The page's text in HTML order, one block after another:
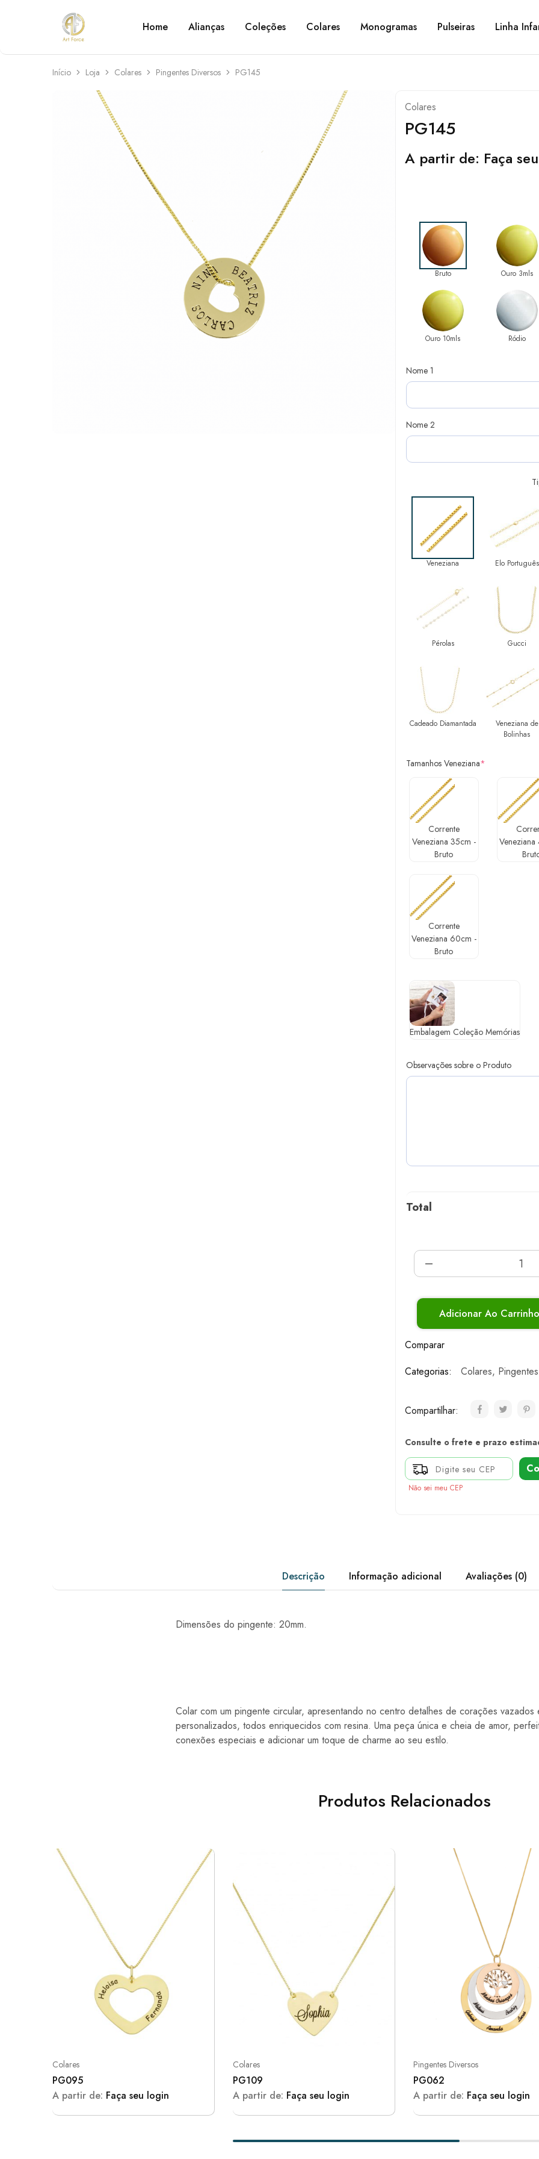
Art
Force
Semijoias
personalizadas
Home Alianças Coleções Colares Monogramas Pulseiras Linha
Início Loja Colares Pingentes Diversos PG145
Colares
PG145
A partir de: Faça
Bruto Ouro 3mls
Ouro 10mls Ródio
Nome 1
Nome 2
Veneziana Elo Português
Pérolas Gucci
Cadeado Diamantada
Veneziana de
Bolinhas
Tamanhos Veneziana*
Corrente
Veneziana 35cm -
Bruto
Corrente
Veneziana 60cm -
Bruto
Embalagem Coleção Memórias
Observações sobre o Produto
Total
Adicionar Ao
Comparar
Categorias:
Colares,
Compartilhar:
Consulte o frete e prazo
Não sei meu CEP
Descrição Informação adicional Avaliações (0)
Dimensões do pingente: 20mm.
Colar com um pingente circular, apresentando no centro detalhes de corações vazados
personalizados, todos enriquecidos com resina. Uma peça única e cheia de amor,
conexões especiais e adicionar um toque de charme ao seu estilo.
Produtos Relacionados
Colares
PG095
A partir de: Faça seu login
Colares
PG109
A partir de: Faça seu login
Pingentes Diversos
PG062
A partir de: Faça seu login